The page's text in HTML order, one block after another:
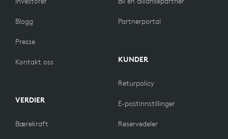
Blogg
Presse
Kontakt oss
VERDIER
Bærekraft
Partnerportal
KUNDER
Returpolicy
E-postinnstillinger
Reservedeler